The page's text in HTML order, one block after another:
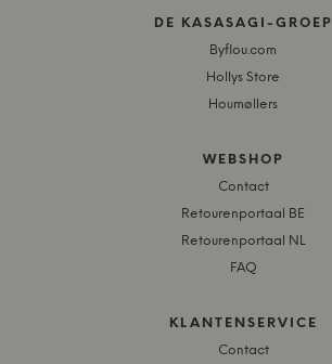
DE KASASAGI-GROEP
Byflou.com
Hollys Store
Houmøllers
WEBSHOP
Contact
Retourenportaal BE
Retourenportaal NL
FAQ
KLANTENSERVICE
Contact